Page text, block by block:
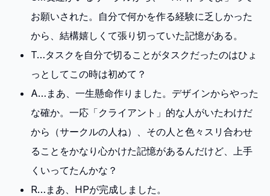
お願いされた。自分で何かを作る経験に乏しかった
から、結構嬉しくて張り切っていた記憶がある。
T…タスクを自分で切ることがタスクだったのはひょ
っとしてこの時は初めて？
A…まあ、一生懸命作りました。デザインからやった
な確か。一応「クライアント」的な人がいたわけだ
から（サークルの人ね）、その人と色々スリ合わせ
ることをかなり心かけた記憶があるんだけど、上手
くいってたんかな？
R…まあ、HPが完成しました。